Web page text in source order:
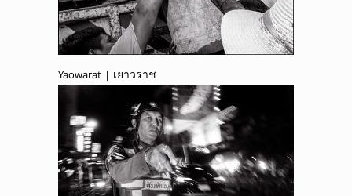
Yaowarat | เยาวราช